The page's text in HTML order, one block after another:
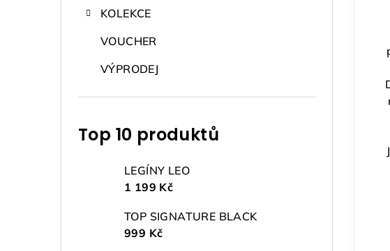
KOLEKCE
VOUCHER
VÝPRODEJ
Top 10 produktů
LEGÍNY LEO
1 199 Kč
TOP SIGNATURE BLACK
999 Kč